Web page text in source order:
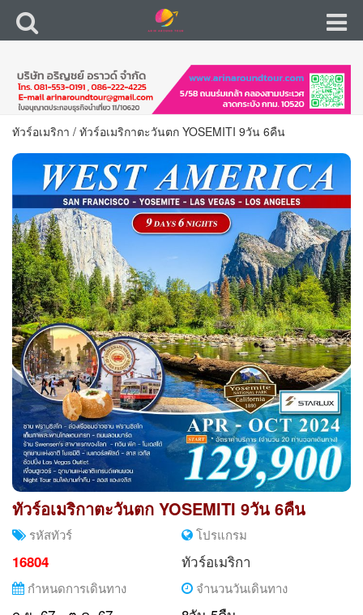
ทัวร์อเมริกา / ทัวร์อเมริกาตะวันตก YOSEMITI 9วัน 6คืน
ทัวร์อเมริกาตะวันตก YOSEMITI 9วัน 6คืน
รหัสทัวร์
16804
โปรแกรม
ทัวร์อเมริกา
กำหนดการเดินทาง จำนวนวันเดินทาง